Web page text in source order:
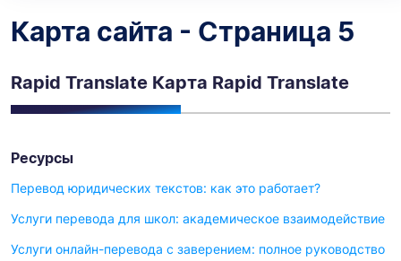
Карта сайта - Страница 5
Rapid Translate Карта Rapid Translate
Ресурсы
Перевод юридических текстов: как это работает?
Услуги перевода для школ: академическое взаимодействие
Услуги онлайн-перевода с заверением: полное руководство